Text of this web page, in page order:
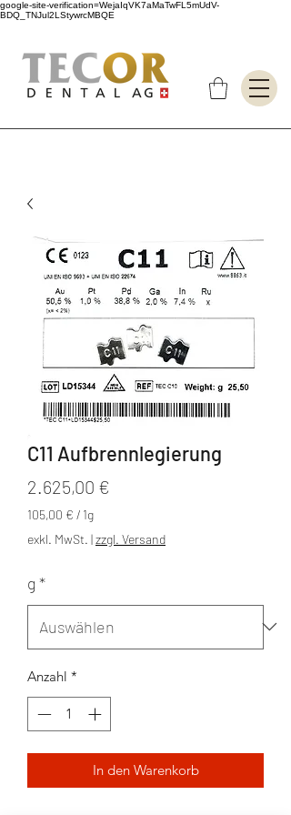
google-site-verification=WejaIqVK7aMaTwFL5mUdV-
BDQ_TNJul2LStywrcMBQE
C11 Aufbrennlegierung
2.625,00 €
105,00 € / 1g
105,00 €
pro
Gram
exkl. MwSt. |zzgl. Versand
g *
Anzahl *
In den Warenkorb